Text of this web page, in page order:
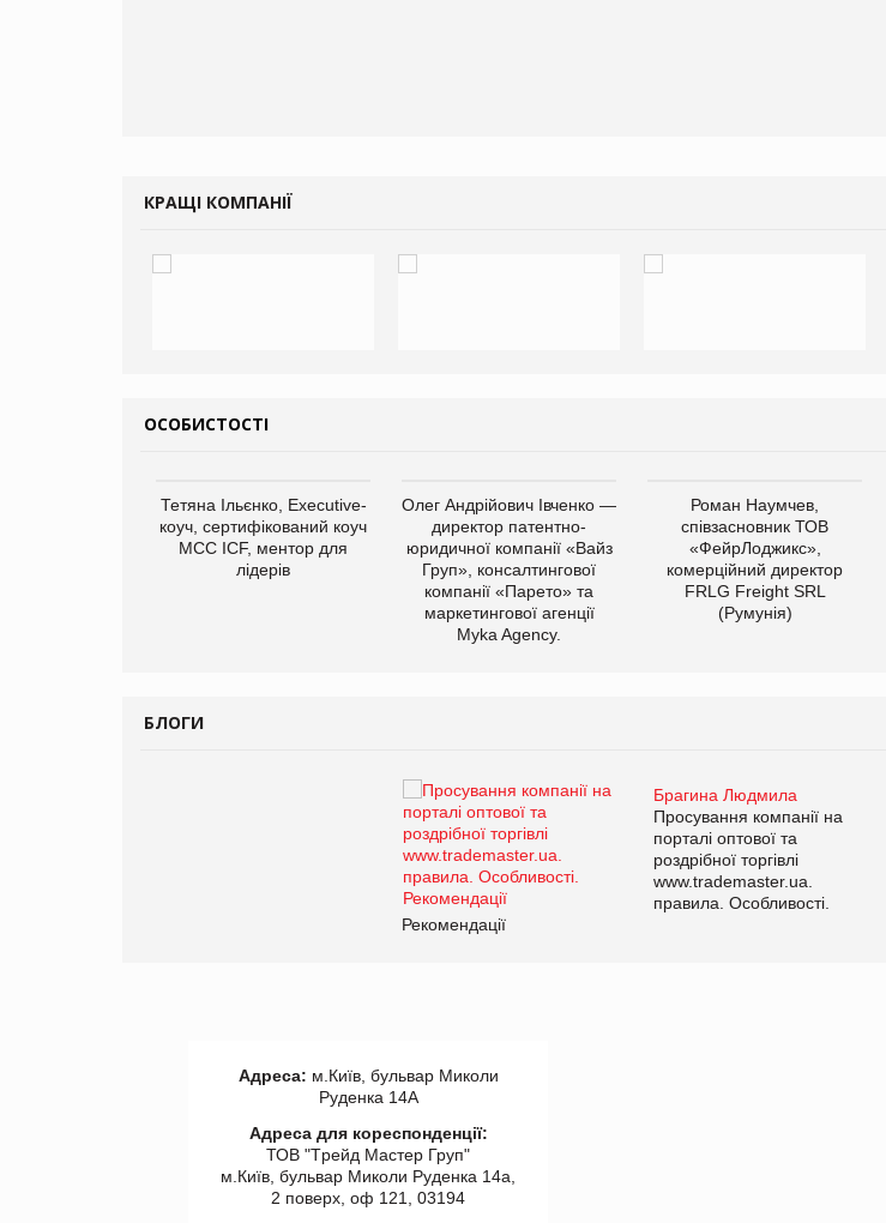
КРАЩІ КОМПАНІЇ
ОСОБИСТОСТІ
Тетяна Ільєнко, Executive-
коуч, сертифікований коуч
МСС ICF, ментор для
лідерів
Олег Андрійович Івченко —
директор патентно-
юридичної компанії «Вайз
Груп», консалтингової
компанії «Парето» та
маркетингової агенції
Myka Agency.
Роман Наумчев,
співзасновник ТОВ
«ФейрЛоджикс»,
комерційний директор
FRLG Freight SRL
(Румунія)
БЛОГИ
Брагина Людмила
Просування компанії на
порталі оптової та
роздрібної торгівлі
www.trademaster.ua.
правила. Особливості.
Рекомендації
Адреса: м.Київ, бульвар Миколи
Руденка 14А
Адреса для кореспонденції:
ТОВ "Tрейд Мастер Груп"
м.Київ, бульвар Миколи Руденка 14а,
2 поверх, оф 121, 03194